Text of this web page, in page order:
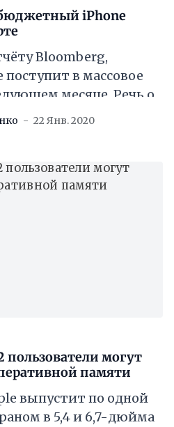
iPhone
Bloomberg,
в массовое
месяце. Речь о
интернете называют
22 Янв. 2020
пользователи могут
памяти
выпустит по одной
в 5,4 и 6,7-дюйма